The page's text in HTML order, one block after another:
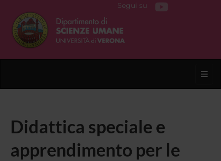
Segui su
Didattica speciale e
apprendimento per le